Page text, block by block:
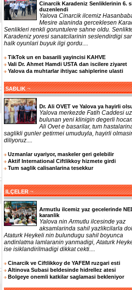
Cinarcik Karadeniz Senliklerinin 6.
duzenlendi
Yalova Cinarcik ilcemiz
Mesire alaninda gerceklesen
Senlikleri renkli goruntulere sahne oldu.
Karadeniz yoresi sanatcilarinin seslendirdigi
halk oyunlari buyuk ilgi gordu....
TikTok un en basarili yayincisi KAHVE
Vali Dr. Ahmet Hamdi USTA dan iscilere ziyaret
Yalova da muhtarlar ihtiyac sahiplerine ulasti
SAĐLIK ¬
Dr. Ali OVET ve Yalova ya hayirli
Yalova merkezde Fatih Caddesi
bulunan yeni klinigin degerli
Ali Ovet e basarilar, tum
saglikli gunler getirmei umuduyla, hayirli
diliyoruz....
Uzmanlar uyariyor, maskeler geri gelebilir
Aktif International Ciftlikkoy hizmete girdi
Tum saglik calisanlarina tesekkur
ILÇELER ¬
Armutlu ilcemiz yaz gecelerinde
karanlik
Yalova nin Armutlu ilcesinde yaz
aksamlarinda sahil yazlikcilarla
Ataturk Heykeli nin bulundugu sahil boyunca
andinlatma lamlaranin yanmadigi, Ataturk
ise isiklandirilmadigi dikkat cekti....
Cinarcik ve Ciftlikkoy de YAFEM ruzgari esti
Altinova Subasi beldesinde hidrellez atesi
Bolgeye onemli katkilar saglamasi bekleniyor